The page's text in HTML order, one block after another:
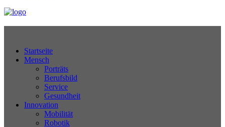
Startseite
Mensch
Porträts
Berufsbild
Service
Gesundheit
Innovation
Mobilität
Robotik